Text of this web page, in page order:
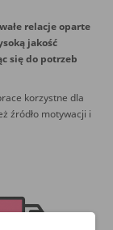
relacje oparte
jakość
się do potrzeb
korzystne dla
źródło motywacji i